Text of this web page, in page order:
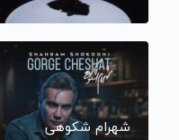
شهرام شکوهی